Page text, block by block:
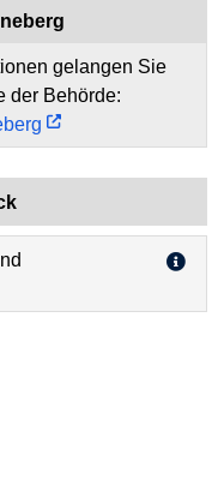
gelangen Sie
der Behörde: